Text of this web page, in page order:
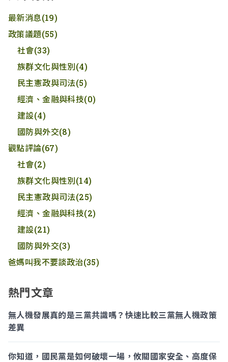
最新消息(19)
政策議題(55)
社會(33)
族群文化與性別(4)
民主憲政與司法(5)
經濟、金融與科技(0)
建設(4)
國防與外交(8)
觀點評論(67)
社會(2)
族群文化與性別(14)
民主憲政與司法(25)
經濟、金融與科技(2)
建設(21)
國防與外交(3)
爸媽叫我不要談政治(35)
熱門文章
無人機發展真的是三黨共識嗎？快速比較三黨無人機政策
差異
你知道，國民黨是如何破壞一場，攸關國家安全、高度保